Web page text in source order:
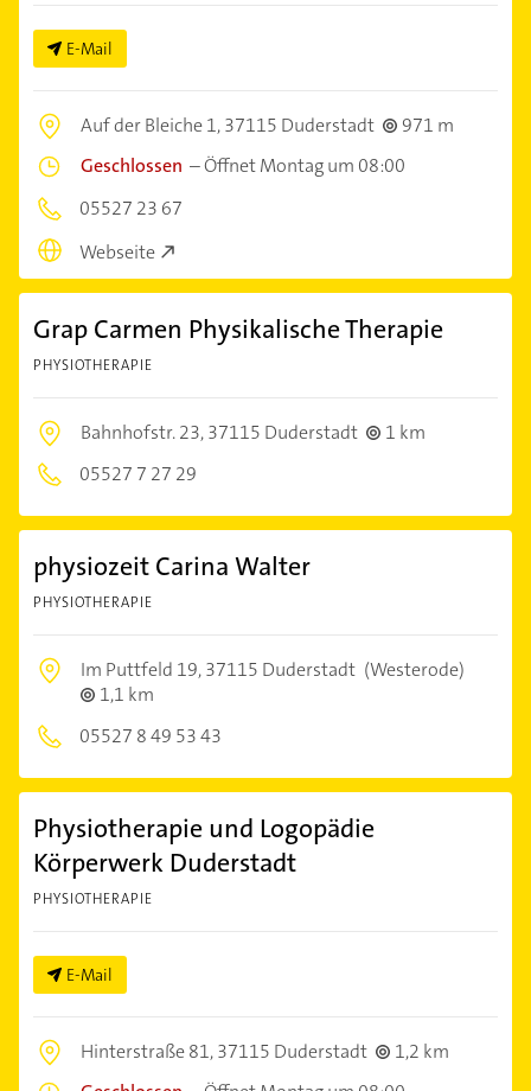
E-Mail
Auf der Bleiche 1,37115 Duderstadt
971 m
Geschlossen –Öffnet Montag um 08:00
05527 23 67
Webseite
Grap Carmen Physikalische Therapie
PHYSIOTHERAPIE
Bahnhofstr. 23,37115 Duderstadt
1 km
05527 7 27 29
physiozeit Carina Walter
PHYSIOTHERAPIE
Im Puttfeld 19,37115 Duderstadt (Westerode)
1,1 km
05527 8 49 53 43
Physiotherapie und Logopädie
Körperwerk Duderstadt
PHYSIOTHERAPIE
E-Mail
Hinterstraße 81,37115 Duderstadt
1,2 km